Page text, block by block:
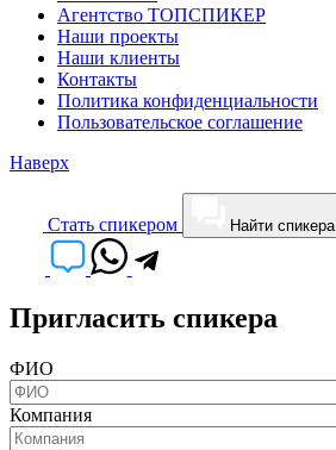
Агентство ТОПСПИКЕР
Наши проекты
Наши клиенты
Контакты
Политика конфиденциальности
Пользовательское соглашение
Наверх
Cтать спикером Найти спикера
Пригласить спикера
ФИО
Компания